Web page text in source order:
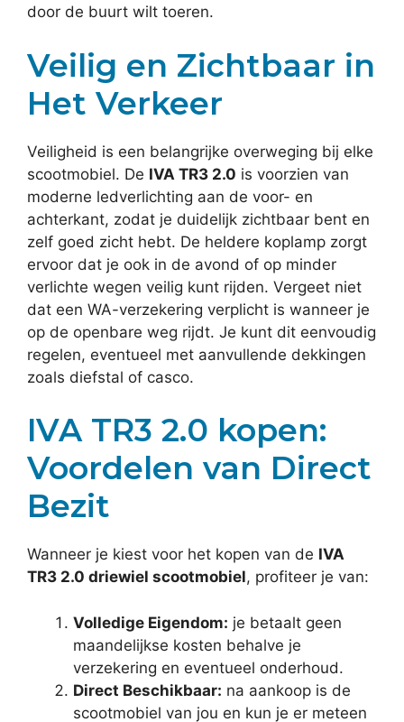
door de buurt wilt toeren.
Veilig en Zichtbaar in
Het Verkeer
Veiligheid is een belangrijke overweging bij elke
scootmobiel. De IVA TR3 2.0 is voorzien van
moderne ledverlichting aan de voor- en
achterkant, zodat je duidelijk zichtbaar bent en
zelf goed zicht hebt. De heldere koplamp zorgt
ervoor dat je ook in de avond of op minder
verlichte wegen veilig kunt rijden. Vergeet niet
dat een WA-verzekering verplicht is wanneer je
op de openbare weg rijdt. Je kunt dit eenvoudig
regelen, eventueel met aanvullende dekkingen
zoals diefstal of casco.
IVA TR3 2.0 kopen:
Voordelen van Direct
Bezit
Wanneer je kiest voor het kopen van de IVA
TR3 2.0 driewiel scootmobiel, profiteer je van:
Volledige Eigendom: je betaalt geen
maandelijkse kosten behalve je
verzekering en eventueel onderhoud.
Direct Beschikbaar: na aankoop is de
scootmobiel van jou en kun je er meteen